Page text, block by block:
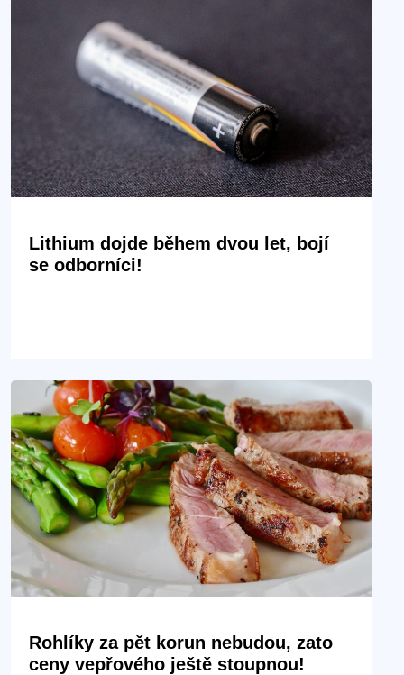
Lithium dojde během dvou let, bojí
se odborníci!
Rohlíky za pět korun nebudou, zato
ceny vepřového ještě stoupnou!